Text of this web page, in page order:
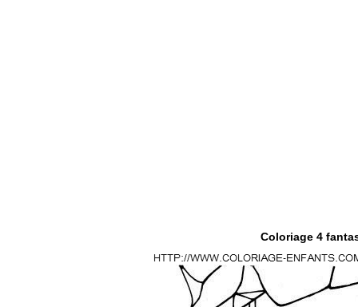
Coloriage 4